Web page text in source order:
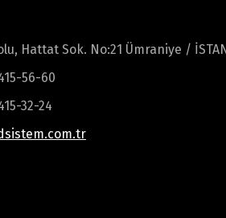
Hattat Sok. No:21 Ümraniye /
56-60
32-24